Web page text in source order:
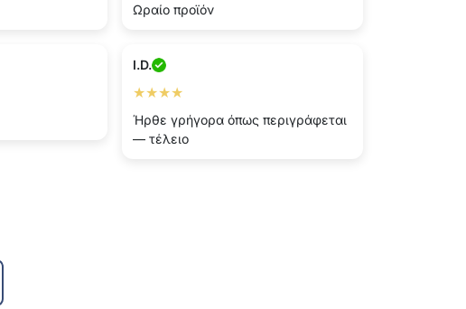
Ωραίο προϊόν
I.D.
★★★★
Ήρθε γρήγορα όπως περιγράφεται
— τέλειο